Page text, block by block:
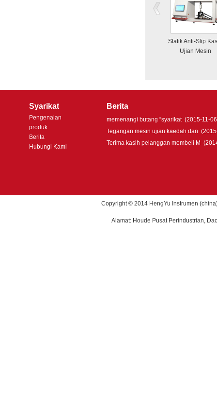
Statik Anti-Slip
Ujian Mesin
Syarikat
Pengenalan
produk
Berita
Hubungi Kami
Berita
memenangi butang “syarikat (2015-11-
Tegangan mesin ujian kaedah dan
Terima kasih pelanggan membeli M
Copyright © 2014 HengYu Instrumen
Alamat: Houde Pusat Perindustrian,